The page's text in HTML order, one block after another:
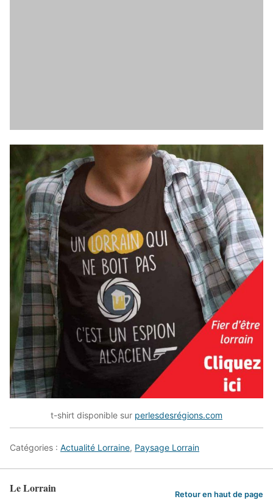
t-shirt disponible sur perlesdesrégions.com
Catégories : Actualité Lorraine, Paysage Lorrain
Le Lorrain Retour en haut de page